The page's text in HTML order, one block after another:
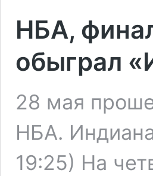
НБА,
обыграл
28 мая
НБА.
19:25) На